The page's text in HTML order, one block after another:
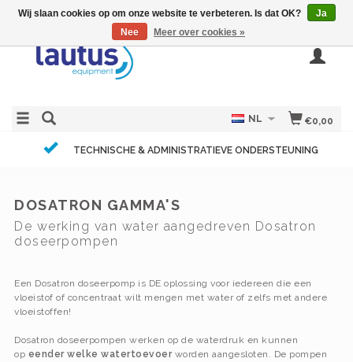
€0,00
NL
TECHNISCHE & ADMINISTRATIEVE ONDERSTEUNING
DOSATRON GAMMA'S
De werking van water aangedreven Dosatron
doseerpompen
Een Dosatron doseerpomp is DE oplossing voor iedereen die een
vloeistof of concentraat wilt mengen met water of zelfs met andere
vloeistoffen!
Dosatron doseerpompen werken op de waterdruk en kunnen
op eender welke watertoevoerworden aangesloten. De pompen
Wij slaan cookies op om onze website te verbeteren. Is dat OK?
Ja
Nee
Meer over cookies »